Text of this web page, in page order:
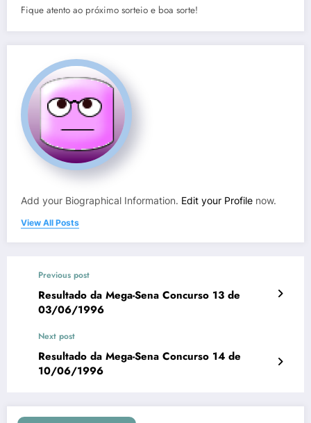
Fique atento ao próximo sorteio e boa sorte!
Add your Biographical Information. Edit your Profile now.
View All Posts
Previous post
Resultado da Mega-Sena Concurso 13 de
03/06/1996
Next post
Resultado da Mega-Sena Concurso 14 de
10/06/1996